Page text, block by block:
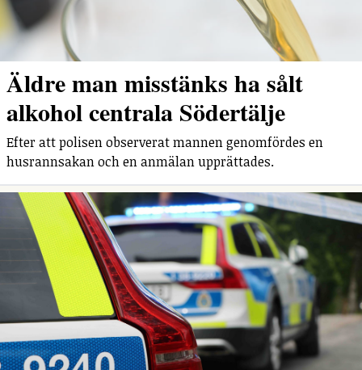
Äldre man misstänks ha sålt
alkohol centrala Södertälje
Efter att polisen observerat mannen genomfördes en
husrannsakan och en anmälan upprättades.